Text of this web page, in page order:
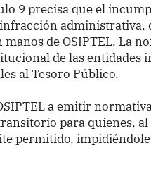
9 precisa que el
administrativa,
de OSIPTEL. La
de las entidades
al Tesoro Público.
a emitir
para quienes,
permitido,